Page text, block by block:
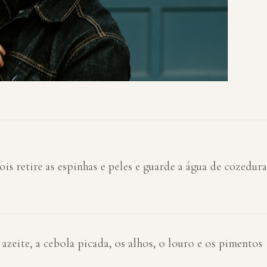
retire as espinhas e peles e guarde a água de cozedura
a cebola picada, os alhos, o louro e os pimentos